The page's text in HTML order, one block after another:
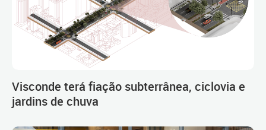
Visconde terá fiação subterrânea, ciclovia e
jardins de chuva